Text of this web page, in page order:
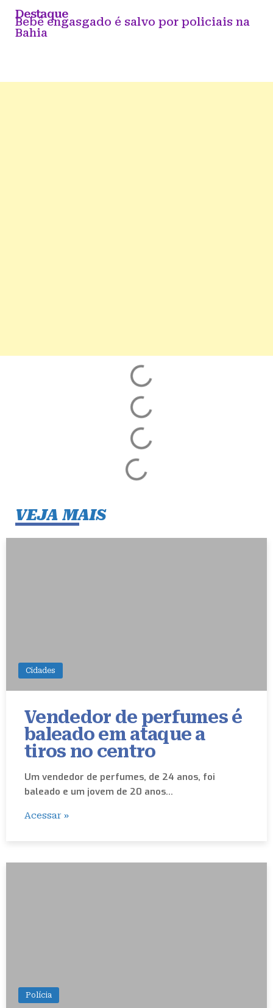
Destaque
Bebê engasgado é salvo por policiais na
Bahia
VEJA MAIS
Cidades
Vendedor de perfumes é
baleado em ataque a
tiros no centro
Um vendedor de perfumes, de 24 anos, foi
baleado e um jovem de 20 anos…
Acessar »
Polícia